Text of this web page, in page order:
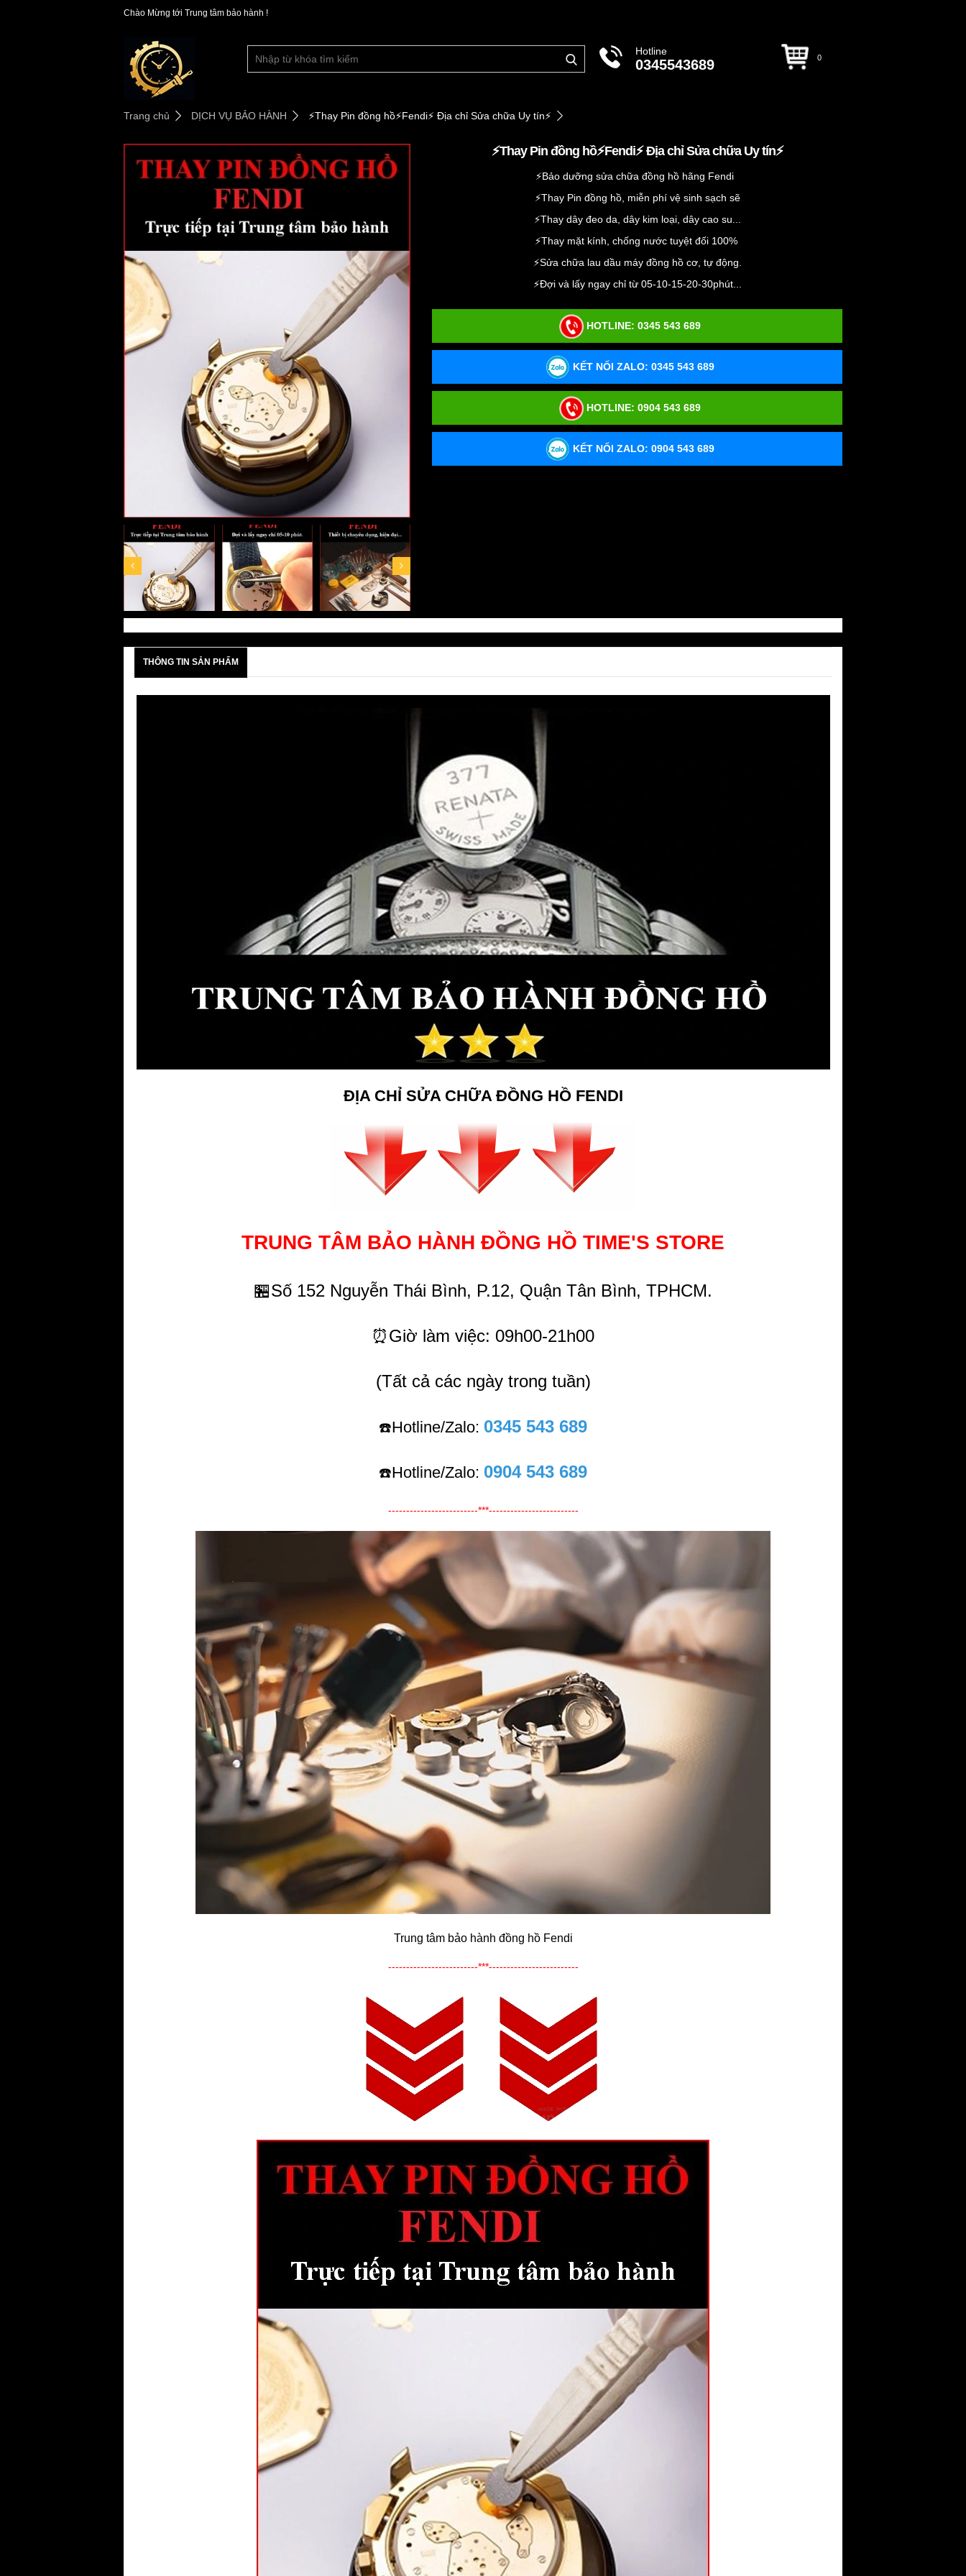
Chào Mừng tới Trung tâm bảo hành !
Hotline
0345543689 0
Trang chủ DỊCH VỤ BẢO HÀNH ⚡️Thay Pin đồng hồ⚡️Fendi⚡️ Địa chỉ Sửa chữa Uy tín⚡️
⚡️Thay Pin đồng hồ⚡️Fendi⚡️ Địa chỉ Sửa chữa Uy tín⚡️
⚡️Bảo dưỡng sửa chữa đồng hồ hãng Fendi
⚡️Thay Pin đồng hồ, miễn phí vệ sinh sạch sẽ
⚡️Thay dây đeo da, dây kim loại, dây cao su...
⚡️Thay mặt kính, chống nước tuyệt đối 100%
⚡️Sửa chữa lau dầu máy đồng hồ cơ, tự động.
⚡️Đợi và lấy ngay chỉ từ 05-10-15-20-30phút...
HOTLINE:0345 543 689
KẾT NỐI ZALO: 0345 543 689
HOTLINE:0904 543 689
KẾT NỐI ZALO: 0904 543 689
THÔNG TIN SẢN PHẨM
ĐỊA CHỈ SỬA CHỮA ĐỒNG HỒ FENDI
TRUNG TÂM BẢO HÀNH ĐỒNG HỒ TIME'S STORE
🏪Số 152 Nguyễn Thái Bình, P.12, Quận Tân Bình, TPHCM.
⏰Giờ làm việc: 09h00-21h00
(Tất cả các ngày trong tuần)
☎️Hotline/Zalo: 0345 543 689
☎️Hotline/Zalo: 0904 543 689
-------------------------***-------------------------
Trung tâm bảo hành đồng hồ Fendi
-------------------------***-------------------------